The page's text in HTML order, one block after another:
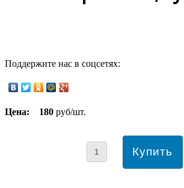
Поддержите нас в соцсетях:
Цена: 180 руб/шт.